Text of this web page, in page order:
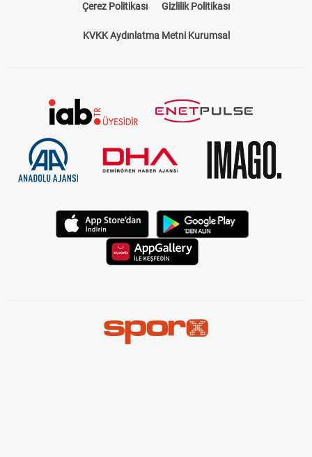
Çerez Politikası Gizlilik Politikası
KVKK Aydınlatma Metni Kurumsal